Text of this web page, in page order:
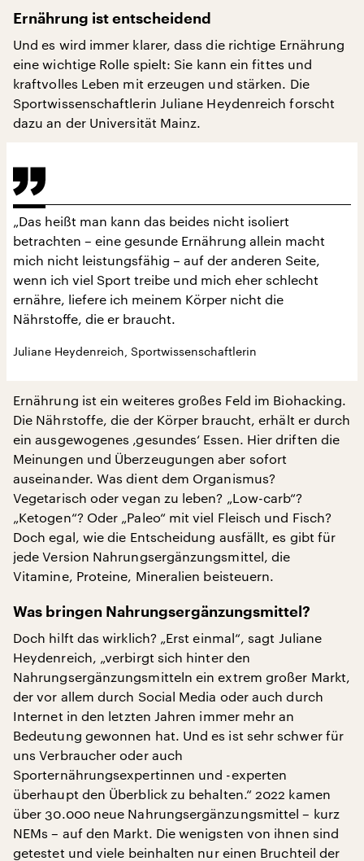
Ernährung ist entscheidend
Und es wird immer klarer, dass die richtige Ernährung
eine wichtige Rolle spielt: Sie kann ein fittes und
kraftvolles Leben mit erzeugen und stärken. Die
Sportwissenschaftlerin Juliane Heydenreich forscht
dazu an der Universität Mainz.
„Das heißt man kann das beides nicht isoliert
betrachten – eine gesunde Ernährung allein macht
mich nicht leistungsfähig – auf der anderen Seite,
wenn ich viel Sport treibe und mich eher schlecht
ernähre, liefere ich meinem Körper nicht die
Nährstoffe, die er braucht.
Juliane Heydenreich, Sportwissenschaftlerin
Ernährung ist ein weiteres großes Feld im Biohacking.
Die Nährstoffe, die der Körper braucht, erhält er durch
ein ausgewogenes ‚gesundes‘ Essen. Hier driften die
Meinungen und Überzeugungen aber sofort
auseinander. Was dient dem Organismus?
Vegetarisch oder vegan zu leben? „Low-carb“?
„Ketogen“? Oder „Paleo“ mit viel Fleisch und Fisch?
Doch egal, wie die Entscheidung ausfällt, es gibt für
jede Version Nahrungsergänzungsmittel, die
Vitamine, Proteine, Mineralien beisteuern.
Was bringen Nahrungsergänzungsmittel?
Doch hilft das wirklich? „Erst einmal“, sagt Juliane
Heydenreich, „verbirgt sich hinter den
Nahrungsergänzungsmitteln ein extrem großer Markt,
der vor allem durch Social Media oder auch durch
Internet in den letzten Jahren immer mehr an
Bedeutung gewonnen hat. Und es ist sehr schwer für
uns Verbraucher oder auch
Sporternährungsexpertinnen und -experten
überhaupt den Überblick zu behalten.“ 2022 kamen
über 30.000 neue Nahrungsergänzungsmittel – kurz
NEMs – auf den Markt. Die wenigsten von ihnen sind
getestet und viele beinhalten nur einen Bruchteil der